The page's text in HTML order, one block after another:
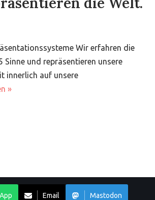
Wir erfahren die
Sinne und repräsentieren unsere
innerlich auf unsere
»
Email Mastodon